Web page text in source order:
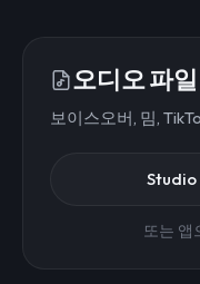
오디오 파
보이스오버, 밈,
Studio
또는 앱